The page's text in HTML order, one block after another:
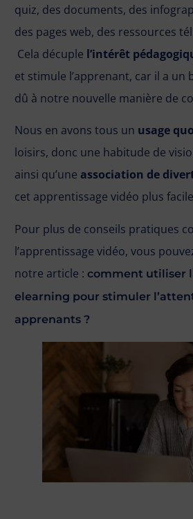
quiz, des documents, des
des pages web, des ressources
Cela décuple l’intérêt
et stimule l’apprenant, car il a un
dû à notre nouvelle manière de
Nous en avons tous un usage
loisirs, donc une habitude de
ainsi qu’une association de
cet apprentissage vidéo plus
Pour plus de conseils pratiques
l’apprentissage vidéo, vous
notre article : comment utiliser
elearning pour stimuler
apprenants ?